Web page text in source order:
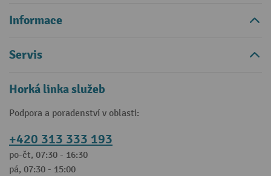
Informace
Servis
Horká linka služeb
Podpora a poradenství v oblasti:
+420 313 333 193
po-čt, 07:30 - 16:30
pá, 07:30 - 15:00